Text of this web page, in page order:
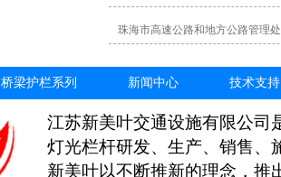
珠海市高速公路和地方公路管理
桥梁护栏系列 新闻中心 技术支持
江苏新美叶交通设施有限公司
灯光栏杆研发、生产、销售、
新美叶以不断推新的理念，推